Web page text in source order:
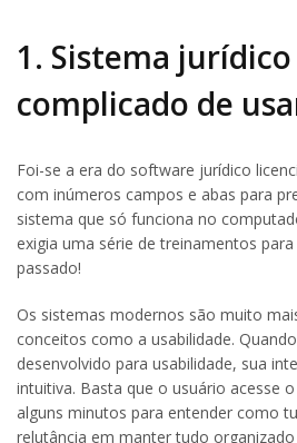
1. Sistema jurídico
complicado de
Foi-se a era do software jurídico
com inúmeros campos e abas para
sistema que só funciona no
exigia uma série de treinamentos
passado!
Os sistemas modernos são muito
conceitos como a usabilidade.
desenvolvido para usabilidade, sua
intuitiva. Basta que o usuário acesse
alguns minutos para entender como
relutância em manter tudo